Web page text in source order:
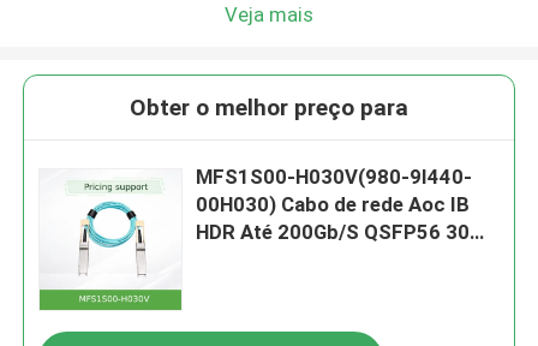
Veja mais
Obter o melhor preço para
MFS1S00-H030V(980-9I440-
00H030) Cabo de rede Aoc IB
HDR Até 200Gb/S QSFP56 30m